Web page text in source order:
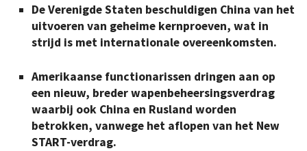
De Verenigde Staten beschuldigen China van het
uitvoeren van geheime kernproeven, wat in
strijd is met internationale overeenkomsten.
Amerikaanse functionarissen dringen aan op
een nieuw, breder wapenbeheersingsverdrag
waarbij ook China en Rusland worden
betrokken, vanwege het aflopen van het New
START-verdrag.